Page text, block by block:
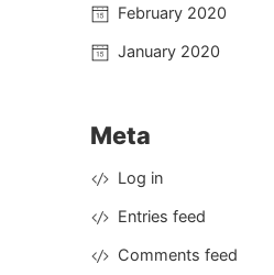
February 2020
January 2020
Meta
Log in
Entries feed
Comments feed